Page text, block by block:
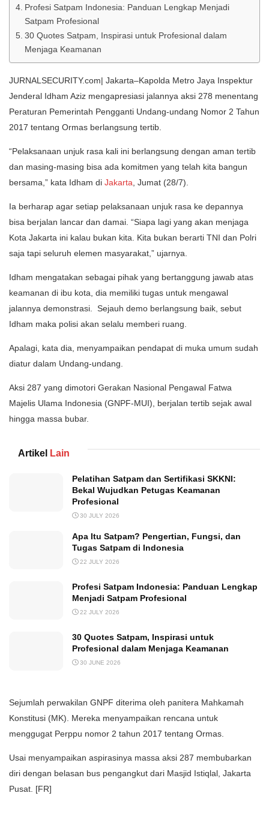
Profesi Satpam Indonesia: Panduan Lengkap Menjadi
Satpam Profesional
30 Quotes Satpam, Inspirasi untuk Profesional dalam
Menjaga Keamanan
JURNALSECURITY.com| Jakarta–Kapolda Metro Jaya Inspektur
Jenderal Idham Aziz mengapresiasi jalannya aksi 278 menentang
Peraturan Pemerintah Pengganti Undang-undang Nomor 2 Tahun
2017 tentang Ormas berlangsung tertib.
“Pelaksanaan unjuk rasa kali ini berlangsung dengan aman tertib
dan masing-masing bisa ada komitmen yang telah kita bangun
bersama,” kata Idham di Jakarta , Jumat (28/7).
Ia berharap agar setiap pelaksanaan unjuk rasa ke depannya
bisa berjalan lancar dan damai. “Siapa lagi yang akan menjaga
Kota Jakarta ini kalau bukan kita. Kita bukan berarti TNI dan Polri
saja tapi seluruh elemen masyarakat,” ujarnya.
Idham mengatakan sebagai pihak yang bertanggung jawab atas
keamanan di ibu kota, dia memiliki tugas untuk mengawal
jalannya demonstrasi. Sejauh demo berlangsung baik, sebut
Idham maka polisi akan selalu memberi ruang.
Apalagi, kata dia, menyampaikan pendapat di muka umum sudah
diatur dalam Undang-undang.
Aksi 287 yang dimotori Gerakan Nasional Pengawal Fatwa
Majelis Ulama Indonesia (GNPF-MUI), berjalan tertib sejak awal
hingga massa bubar.
Artikel Lain
Pelatihan Satpam dan Sertifikasi SKKNI:
Bekal Wujudkan Petugas Keamanan
Profesional
30 JULY 2026
Apa Itu Satpam? Pengertian, Fungsi, dan
Tugas Satpam di Indonesia
22 JULY 2026
Profesi Satpam Indonesia: Panduan Lengkap
Menjadi Satpam Profesional
22 JULY 2026
30 Quotes Satpam, Inspirasi untuk
Profesional dalam Menjaga Keamanan
30 JUNE 2026
Sejumlah perwakilan GNPF diterima oleh panitera Mahkamah
Konstitusi (MK). Mereka menyampaikan rencana untuk
menggugat Perppu nomor 2 tahun 2017 tentang Ormas.
Usai menyampaikan aspirasinya massa aksi 287 membubarkan
diri dengan belasan bus pengangkut dari Masjid Istiqlal, Jakarta
Pusat. [FR]